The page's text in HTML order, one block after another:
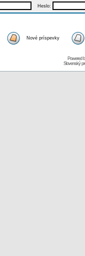
Heslo:
Nové príspevky
Powered
Slovenský